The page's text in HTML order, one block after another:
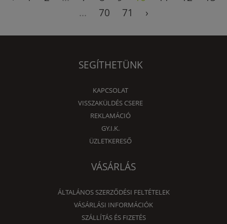
...
70 71 ›
SEGÍTHETÜNK
KAPCSOLAT
VISSZAKÜLDÉS CSERE
REKLAMÁCIÓ
GY.I.K.
ÜZLETKERESŐ
VÁSÁRLÁS
ÁLTALÁNOS SZERZŐDÉSI FELTÉTELEK
VÁSÁRLÁSI INFORMÁCIÓK
SZÁLLÍTÁS ÉS FIZETÉS